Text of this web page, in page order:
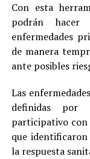
Con esta
podrán
enfermedades
de manera
ante posibles
Las
definidas por
participativo con
que
la respuesta